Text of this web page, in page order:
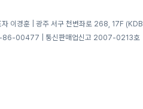
자 이경훈 | 광주 서구 천변좌로 268, 17F
86-00477 | 통신판매업신고 2007-0213호